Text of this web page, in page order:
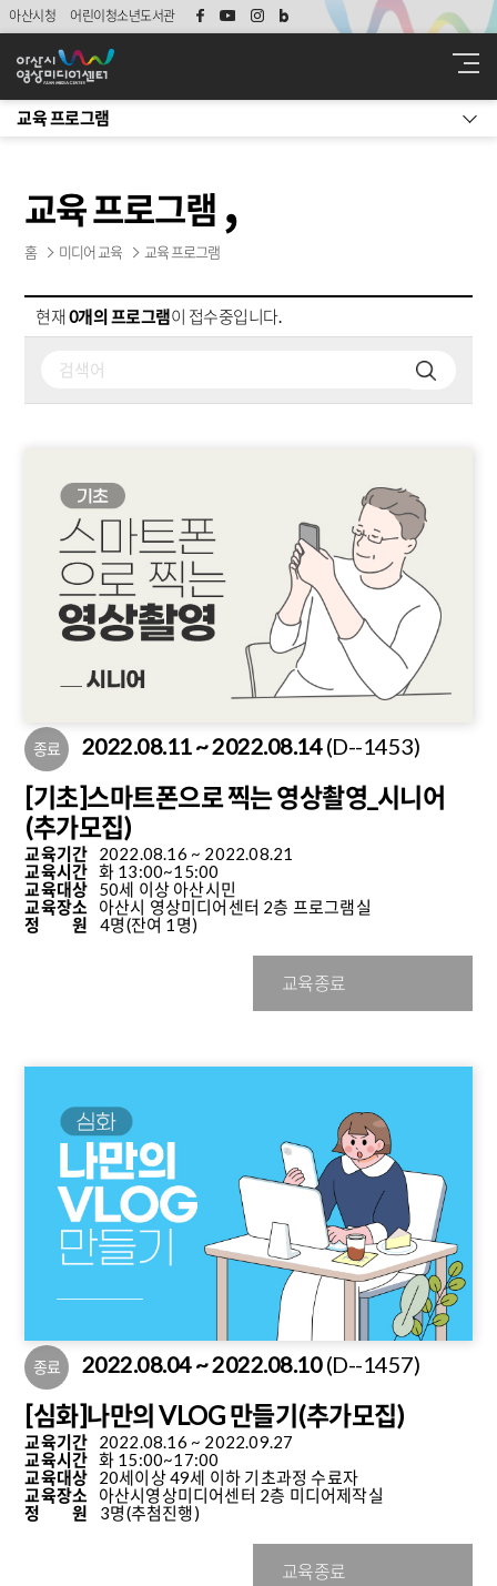
아산시청 어린이청소년도서관
교육 프로그램
교육 프로그램
홈 미디어 교육 교육 프로그램
현재 0개의 프로그램이 접수중입니다.
종료 2022.08.11 ~ 2022.08.14(D--1453)
[기초]스마트폰으로 찍는 영상촬영_시니어
(추가모집)
교육기간 2022.08.16 ~ 2022.08.21
교육시간 화 13:00~15:00
교육대상 50세 이상 아산시민
교육장소 아산시 영상미디어센터 2층 프로그램실
정 원
4명(잔여 1명)
교육종료
종료 2022.08.04 ~ 2022.08.10(D--1457)
[심화]나만의 VLOG 만들기(추가모집)
교육기간 2022.08.16 ~ 2022.09.27
교육시간 화 15:00~17:00
교육대상 20세이상 49세 이하 기초과정 수료자
교육장소 아산시영상미디어센터 2층 미디어제작실
정 원
3명(추첨진행)
교육종료